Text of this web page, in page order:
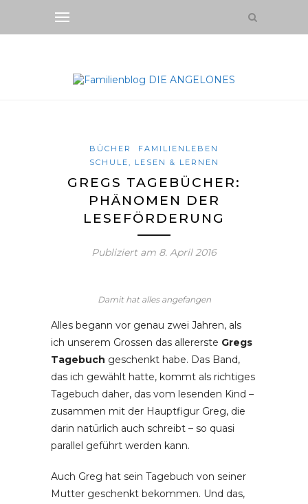
BÜCHER
FAMILIENLEBEN
SCHULE, LESEN & LERNEN
GREGS TAGEBÜCHER:
PHÄNOMEN DER
LESEFÖRDERUNG
Publiziert am 8. April 2016
Damit hat alles angefangen
Alles begann vor genau zwei Jahren, als
ich unserem Grossen das allererste Gregs
Tagebuch geschenkt habe. Das Band,
das ich gewählt hatte, kommt als richtiges
Tagebuch daher, das vom lesenden Kind –
zusammen mit der Hauptfigur Greg, die
darin natürlich auch schreibt – so quasi
parallel geführt werden kann.
Auch Greg hat sein Tagebuch von seiner
Mutter geschenkt bekommen. Und das,